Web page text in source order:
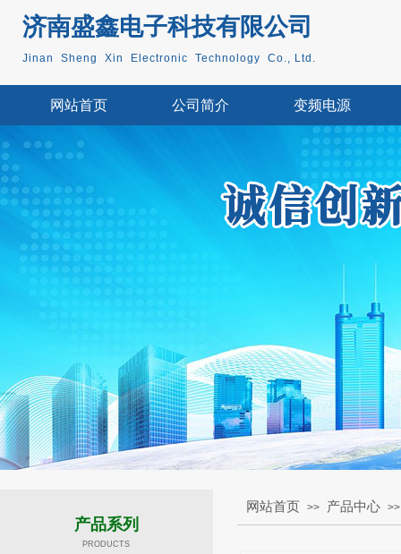
济南盛鑫电子科技有限公司
Jinan Sheng Xin Electronic Technology Co., Ltd.
网站首页 公司简介 变频电源
产品系列
PRODUCTS
网站首页 >> 产品中心 >>